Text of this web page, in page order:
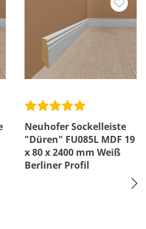
Neuhofer Sockelleiste
"Düren" FU085L MDF 19
x 80 x 2400 mm Weiß
Berliner Profil